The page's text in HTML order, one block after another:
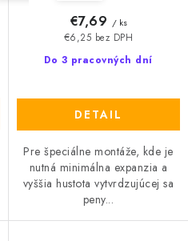
Do 3 pracovných dní
€6,25 bez DPH
€7,69 / ks
DETAIL
Pre špeciálne montáže, kde je
nutná minimálna expanzia a
vyššia hustota vytvrdzujúcej sa
peny...